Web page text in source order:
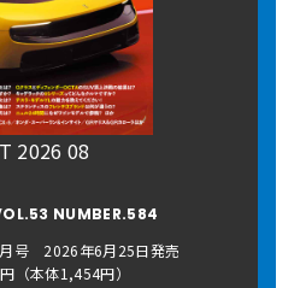
2026 08
NUMBER.584
号 2026年6月25日発売
（本体1,454円）